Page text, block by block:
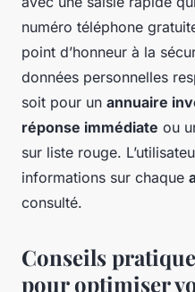
numéro téléphone
point d’honneur à la
données personnelles
soit pour un annuaire
réponse immédiate ou
sur liste rouge.
informations sur chaque
consulté.
Conseils
pour optimiser